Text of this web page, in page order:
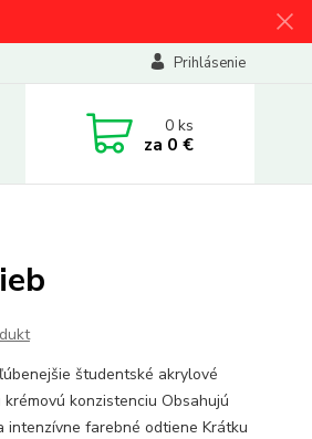
Prihlásenie
0ks
za 0 €
študentské akrylové
konzistenciu Obsahujú
intenzívne farebné odtiene Krátku